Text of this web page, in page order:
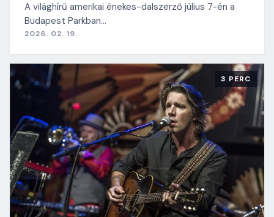
A világhírű amerikai énekes-dalszerző július 7-én a
Budapest Parkban…
2026. 02. 19.
3 PERC